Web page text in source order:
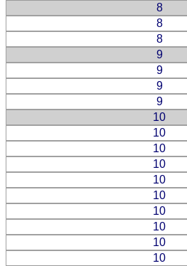
8
8
8
9
9
9
9
10
10
10
10
10
10
10
10
10
10